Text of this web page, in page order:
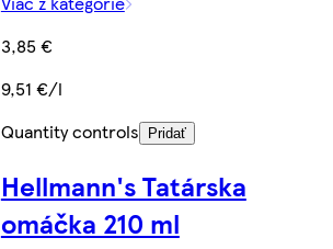
3,85 €
9,51 €/l
Quantity controls
Pridať
Hellmann's Tatárska
omáčka 210 ml